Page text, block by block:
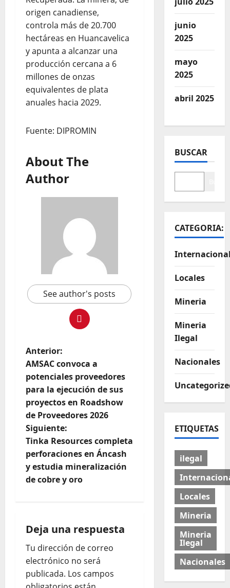
origen canadiense,
controla más de 20.700
hectáreas en Huancavelica
y apunta a alcanzar una
producción cercana a 6
millones de onzas
equivalentes de plata
anuales hacia 2029.
Fuente: DIPROMIN
About The
Author
See author's posts
Anterior:
AMSAC convoca a
potenciales proveedores
para la ejecución de sus
proyectos en Roadshow
de Proveedores 2026
Siguiente:
Tinka Resources completa
perforaciones en Áncash
y estudia mineralización
de cobre y oro
Deja una respuesta
Tu dirección de correo
electrónico no será
publicada. Los campos
junio
2025
mayo
2025
abril 2025
BUSCAR
CATEGORIA:
Locales
Mineria
Mineria
Ilegal
Nacionales
ETIQUETAS
ilegal
Locales
Mineria
Mineria
Ilegal
Nacionales